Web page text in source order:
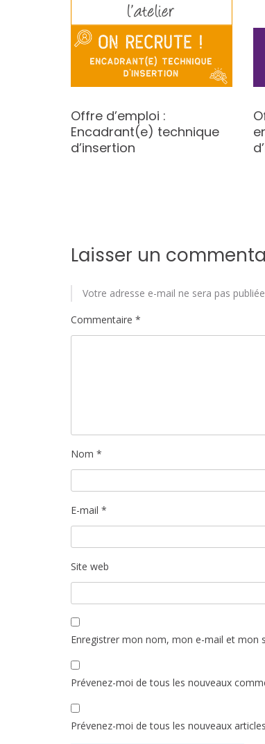
Offre d’emploi :
Encadrant(e) technique
d’insertion
Laisser un
Votre adresse e-mail ne sera pas
Commentaire *
Nom *
E-mail *
Site web
Enregistrer mon nom, mon e-mail et mon
Prévenez-moi de tous les nouveaux
Prévenez-moi de tous les nouveaux